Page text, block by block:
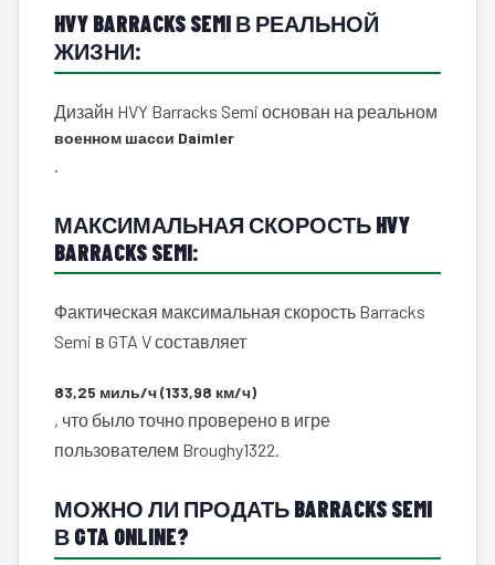
HVY BARRACKS SEMI В РЕАЛЬНОЙ
ЖИЗНИ:
Дизайн HVY Barracks Semi основан на реальном
военном шасси Daimler
.
МАКСИМАЛЬНАЯ СКОРОСТЬ HVY
BARRACKS SEMI:
Фактическая максимальная скорость Barracks
Semi в GTA V составляет
83,25 миль/ч (133,98 км/ч)
, что было точно проверено в игре
пользователем Broughy1322.
МОЖНО ЛИ ПРОДАТЬ BARRACKS SEMI
В GTA ONLINE?